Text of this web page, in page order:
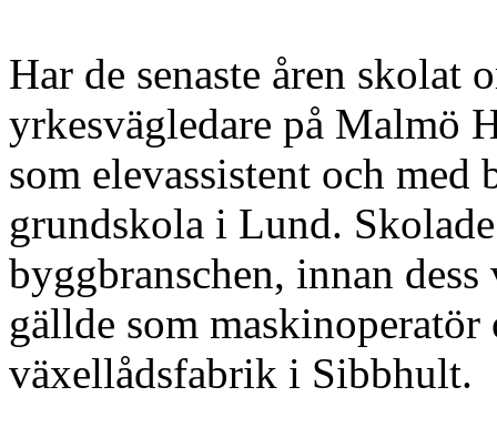
Har de senaste åren
yrkesvägledare på Malmö
som elevassistent och med
grundskola i Lund.
byggbranschen, innan
gällde som
växellådsfabrik i Sibbhult.